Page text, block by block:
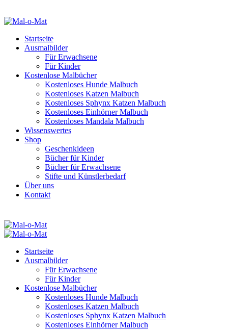
Startseite
Ausmalbilder
Für Erwachsene
Für Kinder
Kostenlose Malbücher
Kostenloses Hunde Malbuch
Kostenloses Katzen Malbuch
Kostenloses Sphynx Katzen Malbuch
Kostenloses Einhörner Malbuch
Kostenloses Mandala Malbuch
Wissenswertes
Shop
Geschenkideen
Bücher für Kinder
Bücher für Erwachsene
Stifte und Künstlerbedarf
Über uns
Kontakt
Startseite
Ausmalbilder
Für Erwachsene
Für Kinder
Kostenlose Malbücher
Kostenloses Hunde Malbuch
Kostenloses Katzen Malbuch
Kostenloses Sphynx Katzen Malbuch
Kostenloses Einhörner Malbuch